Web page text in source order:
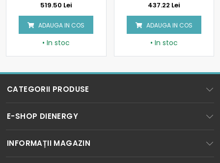
LUMINA NATURALA
4000K, NEGRU
519.50 Lei
ADAUGA IN COS
• In stoc
CAFENIU
437.22 Lei
ADAUGA IN COS
• In stoc
CATEGORII PRODUSE
BECURI LED
SPOTURI LED
TUBURI LED
E-SHOP DIENERGY
Cum cumpar?
Cum platesc?
INFORMAȚII MAGAZIN